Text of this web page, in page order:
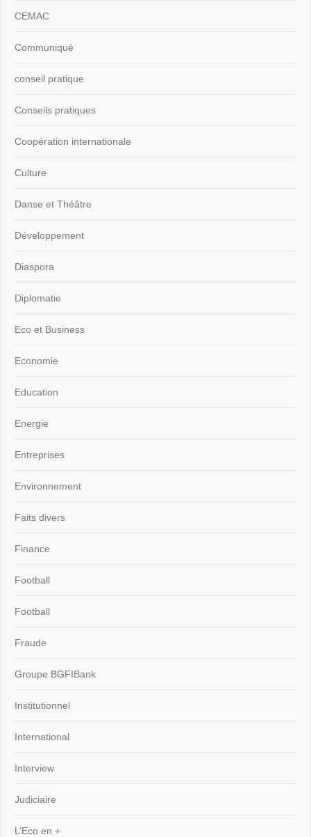
CEMAC
Communiqué
conseil pratique
Conseils pratiques
Coopération internationale
Culture
Danse et Théâtre
Développement
Diaspora
Diplomatie
Eco et Business
Economie
Education
Energie
Entreprises
Environnement
Faits divers
Finance
Football
Football
Fraude
Groupe BGFIBank
Institutionnel
International
Interview
Judiciaire
L’Eco en +